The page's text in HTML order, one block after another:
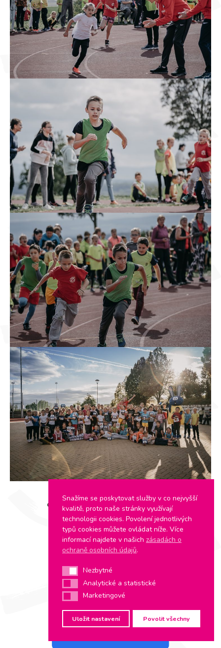
Generální partner Českého atletického svazu
Snažíme se poskytovat služby v co nejvyšší
kvalitě, proto naše stránky využívají
technologii cookies. Povolení jednotlivých
typů cookies můžete ovládat níže. Více
informací najdete v našich zásadách o
ochraně osobních údajů.
NezbytnéNezbytné
Analytické a statistické
Analytické a statistické
MarketingovéMarketingové
Uložit nastavení Povolit všechny